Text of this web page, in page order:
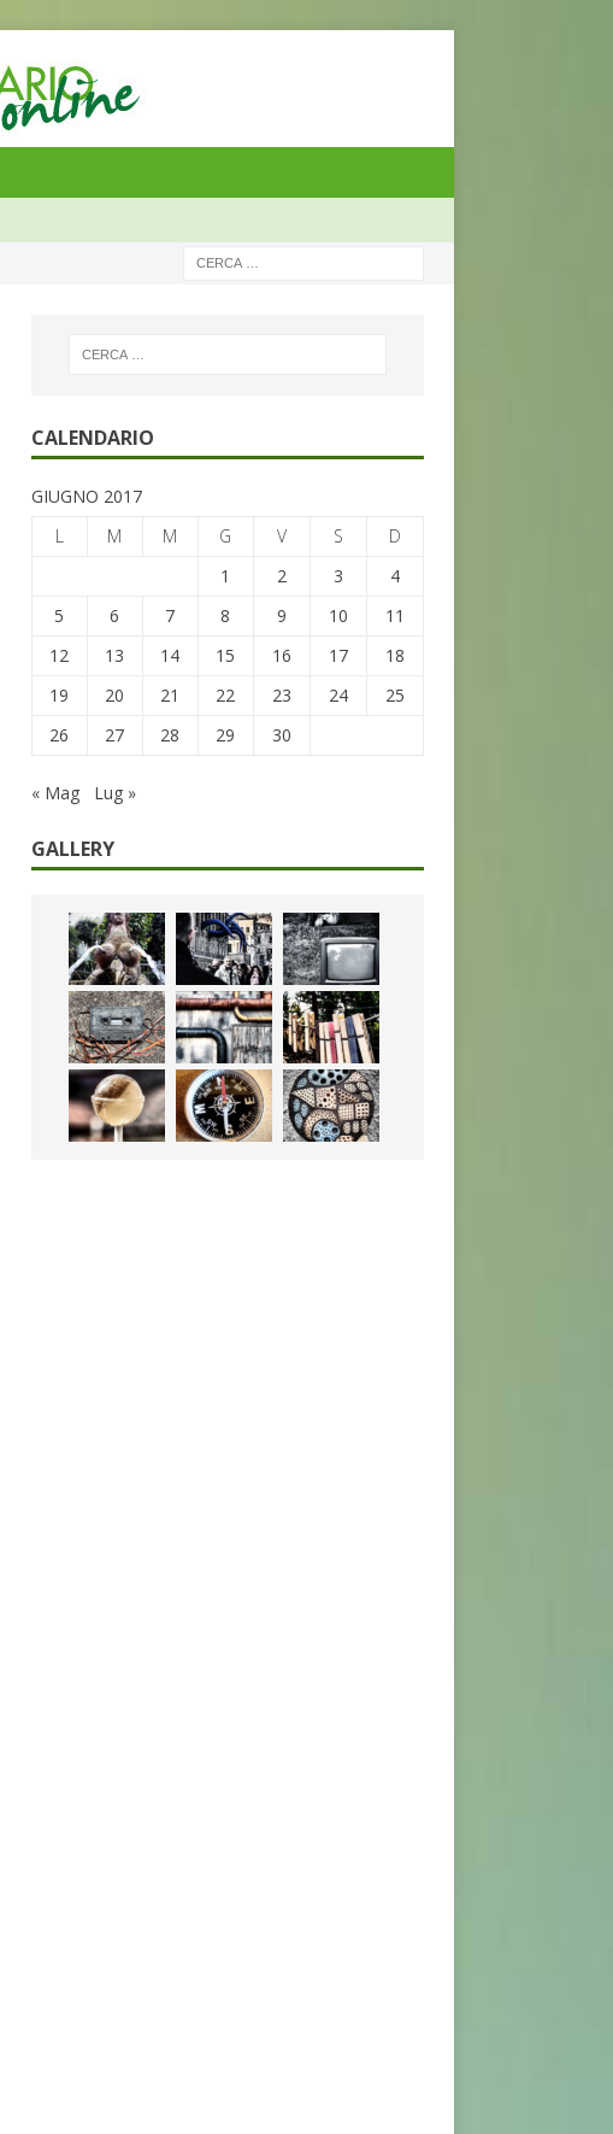
CALENDARIO
GIUGNO 2017
L
M M G V S
D
1
2 3
4
5
6 7 8 9 10
11
12
13 14 15 16 17
18
19
20 21 22 23 24
25
26
27 28 29 30
« Mag Lug »
GALLERY